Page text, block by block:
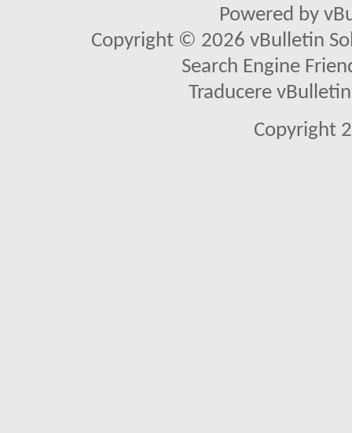
Powered by
Copyright © 2026 vBulletin
Search Engine
Traducere
Copyright